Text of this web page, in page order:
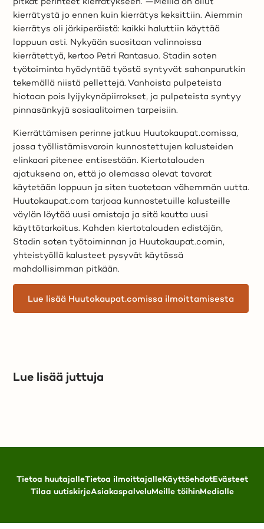
kierrätystä jo ennen kuin kierrätys keksittiin. Aiemmin
kierrätys oli järkiperäistä: kaikki haluttiin käyttää
loppuun asti. Nykyään suositaan valinnoissa
kierrätettyä, kertoo Petri Rantasuo. Stadin soten
työtoiminta hyödyntää työstä syntyvät sahanpurutkin
tekemällä niistä pellettejä. Vanhoista pulpeteista
hiotaan pois lyijykynäpiirrokset, ja pulpeteista syntyy
pinnasänkyjä sosiaalitoimen tarpeisiin.
Kierrättämisen perinne jatkuu Huutokaupat.comissa,
jossa työllistämisvaroin kunnostettujen kalusteiden
elinkaari pitenee entisestään. Kiertotalouden
ajatuksena on, että jo olemassa olevat tavarat
käytetään loppuun ja siten tuotetaan vähemmän uutta.
Huutokaupat.com tarjoaa kunnostetuille kalusteille
väylän löytää uusi omistaja ja sitä kautta uusi
käyttötarkoitus. Kahden kiertotalouden edistäjän,
Stadin soten työtoiminnan ja Huutokaupat.comin,
yhteistyöllä kalusteet pysyvät käytössä
mahdollisimman pitkään.
Lue lisää Huutokaupat.comissa ilmoittamisesta
Lue lisää juttuja
Tietoa huutajalleTietoa ilmoittajalleKäyttöehdotEvästeet
Tilaa uutiskirjeAsiakaspalveluMeille töihinMedialle